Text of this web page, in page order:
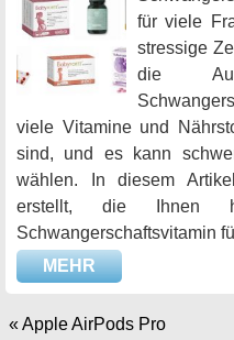
für viele
stressige
die
viele Vitamine und
sind, und es kann
wählen. In diesem
erstellt, die Ihnen
Schwangerschaftsvitamin
MEHR
« Apple AirPods Pro